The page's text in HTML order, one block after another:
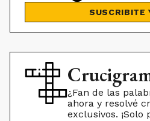
SUSCRIBITE
¿Fan de las
ahora y resolvé
exclusivos. ¡Solo